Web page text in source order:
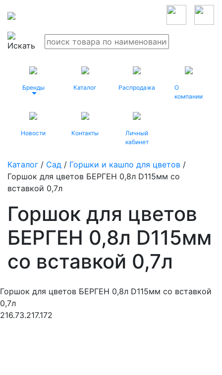
Бренды Каталог Распродажа
О
компании
Новости Контакты
Личный
кабинет
Каталог / Сад / Горшки и кашпо для цветов /
Горшок для цветов БЕРГЕН 0,8л D115мм со
вставкой 0,7л
Горшок для цветов
БЕРГЕН 0,8л D115мм
со вставкой 0,7л
Горшок для цветов БЕРГЕН 0,8л D115мм со вставкой
0,7л
216.73.217.172